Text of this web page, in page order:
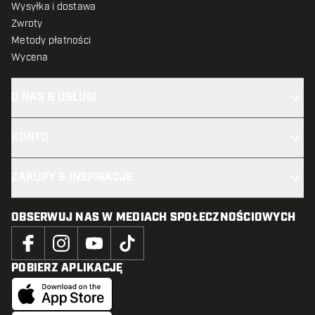
Wysyłka i dostawa
Zwroty
Metody płatności
Wycena
OBSERWUJ NAS W MEDIACH SPOŁECZNOŚCIOWYCH
POBIERZ APLIKACJĘ